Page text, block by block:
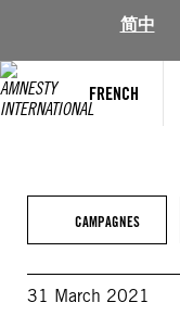
简中
FRENCH
CAMPAGNES
31 March 2021